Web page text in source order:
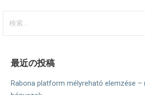
ゲ
シ
ョ
索:
最近の投稿
Rabona platform mélyreható elemzése –